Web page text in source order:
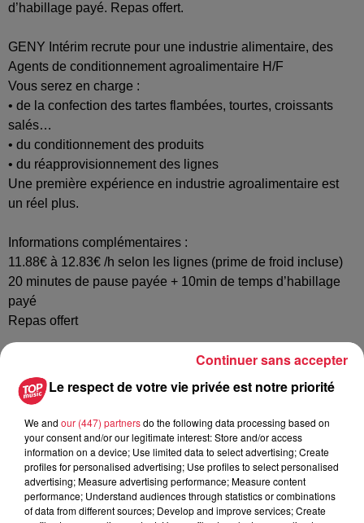
d’habillage payé. Repas offert.
GENY Intérim recrute pour une industrie alimentaire, des
Agents de conditionnement agroalimentaire H/F
Vous serez en charge :
• de la confection des tartes flambées, tourtes, croissants
salés…
• du conditionnement des produits
• du réapprovisionnement des lignes
Une première expérience en industrie agroalimentaire est
un réel plus.
Informations complémentaires :
11.88€ à 12.83€ /h selon les lignes (prime de froid incluse)
20 minutes de pause payée + 10min de temps d’habillage
payé
Repas offert
Environnement et conditions de travail :
- Température ambiante de l’atelier : entre 6 et 8°C
- Travail répétitif avec gestes précis et rapides
Lieu : WEYERSHEIM (67720)
Postulez à l'offre : Agents de
Le respect de votre vie privée est notre priorité
We and our (447) partnersdo the following data processing based on
your consent and/or our legitimate interest: Store and/or access
information on a device; Use limited data to select advertising; Create
profiles for personalised advertising; Use profiles to select personalised
advertising; Measure advertising performance; Measure content
performance; Understand audiences through statistics or combinations
of data from different sources; Develop and improve services; Create
Continuer sans accepter